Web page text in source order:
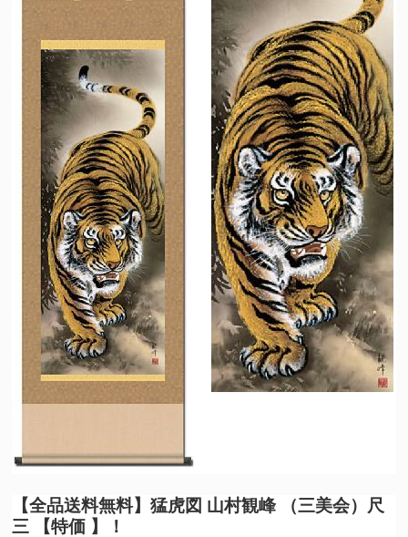
【全品送料無料】猛虎図 山村観峰 （三美会）尺
三 【特価 】！